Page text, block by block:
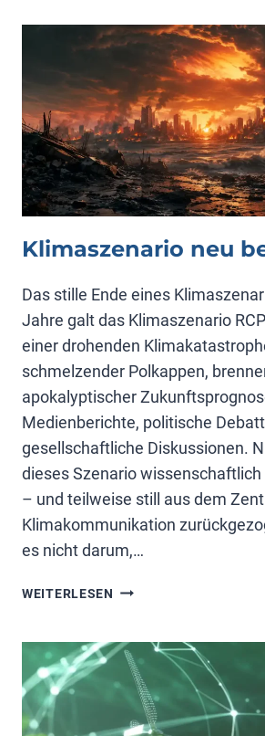
Klimaszenario neu
Das stille Ende eines
Jahre galt das Klimaszenario
einer drohenden
schmelzender Polkappen,
apokalyptischer
Medienberichte, politische
gesellschaftliche Diskussionen.
dieses Szenario
– und teilweise still aus dem
Klimakommunikation
es nicht darum,…
WEITERLESEN KLIMASZENARIO